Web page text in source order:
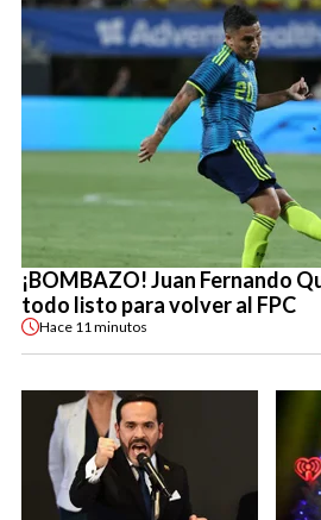
¡BOMBAZO! Juan Fernando
todo listo para volver al FPC
Hace 11 minutos